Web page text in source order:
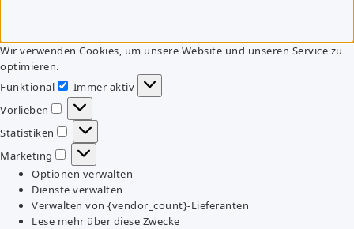
Wir verwenden Cookies, um unsere Website und unseren Service zu
optimieren.
Funktional
Funktional
Immer aktiv
Vorlieben
Vorlieben
Statistiken
Statistiken
Marketing
Marketing
Optionen verwalten
Dienste verwalten
Verwalten von {vendor_count}-Lieferanten
Lese mehr über diese Zwecke